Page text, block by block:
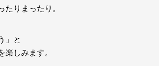
りまったり。
」と
楽しみます。